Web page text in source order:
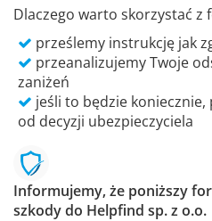
Dlaczego warto skorzystać z
prześlemy instrukcję jak
przeanalizujemy Twoje
zaniżeń
jeśli to będzie koniecznie,
od decyzji ubezpieczyciela
Informujemy, że poniższy
szkody do Helpfind sp. z o.o.